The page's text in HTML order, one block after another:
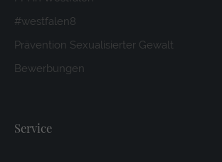
#westfalen8
Prävention Sexualisierter Gewalt
Bewerbungen
Service